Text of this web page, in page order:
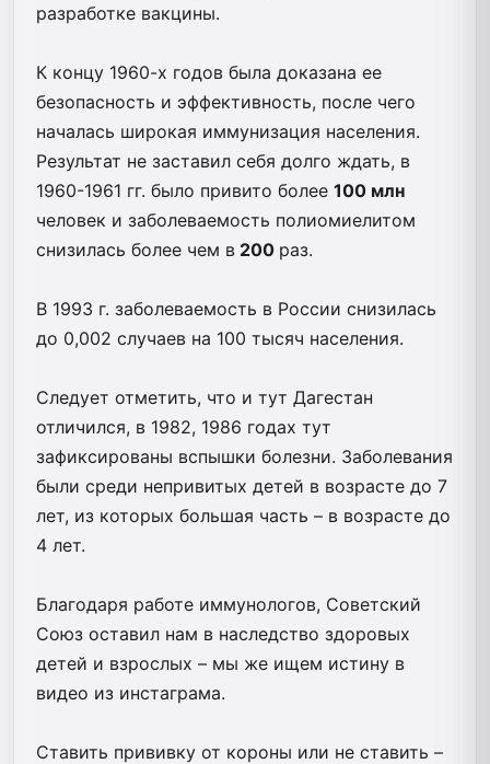
разработке вакцины.
К концу 1960-х годов была доказана ее
безопасность и эффективность, после чего
началась широкая иммунизация населения.
Результат не заставил себя долго ждать, в
1960-1961 гг. было привито более 100 млн
человек и заболеваемость полиомиелитом
снизилась более чем в 200 раз.
В 1993 г. заболеваемость в России снизилась
до 0,002 случаев на 100 тысяч населения.
Следует отметить, что и тут Дагестан
отличился, в 1982, 1986 годах тут
зафиксированы вспышки болезни. Заболевания
были среди непривитых детей в возрасте до 7
лет, из которых большая часть – в возрасте до
4 лет.
Благодаря работе иммунологов, Советский
Союз оставил нам в наследство здоровых
детей и взрослых – мы же ищем истину в
видео из инстаграма.
Ставить прививку от короны или не ставить –